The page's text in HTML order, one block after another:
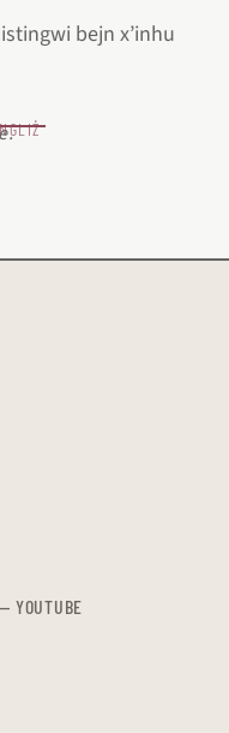
bejn x’inhu
— YOUTUBE